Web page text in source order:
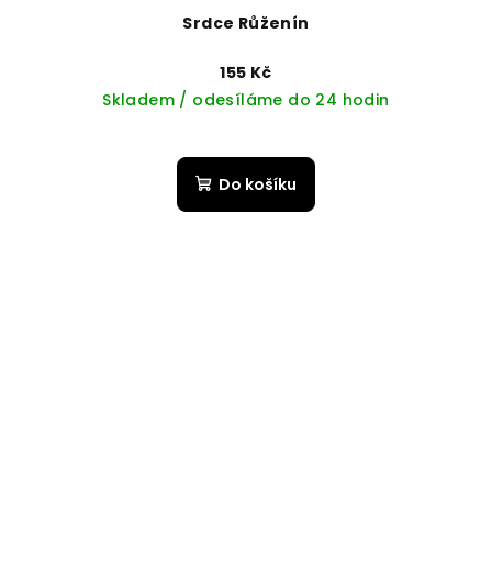
Srdce Růženín
155 Kč
Skladem / odesíláme do 24 hodin
Do košíku